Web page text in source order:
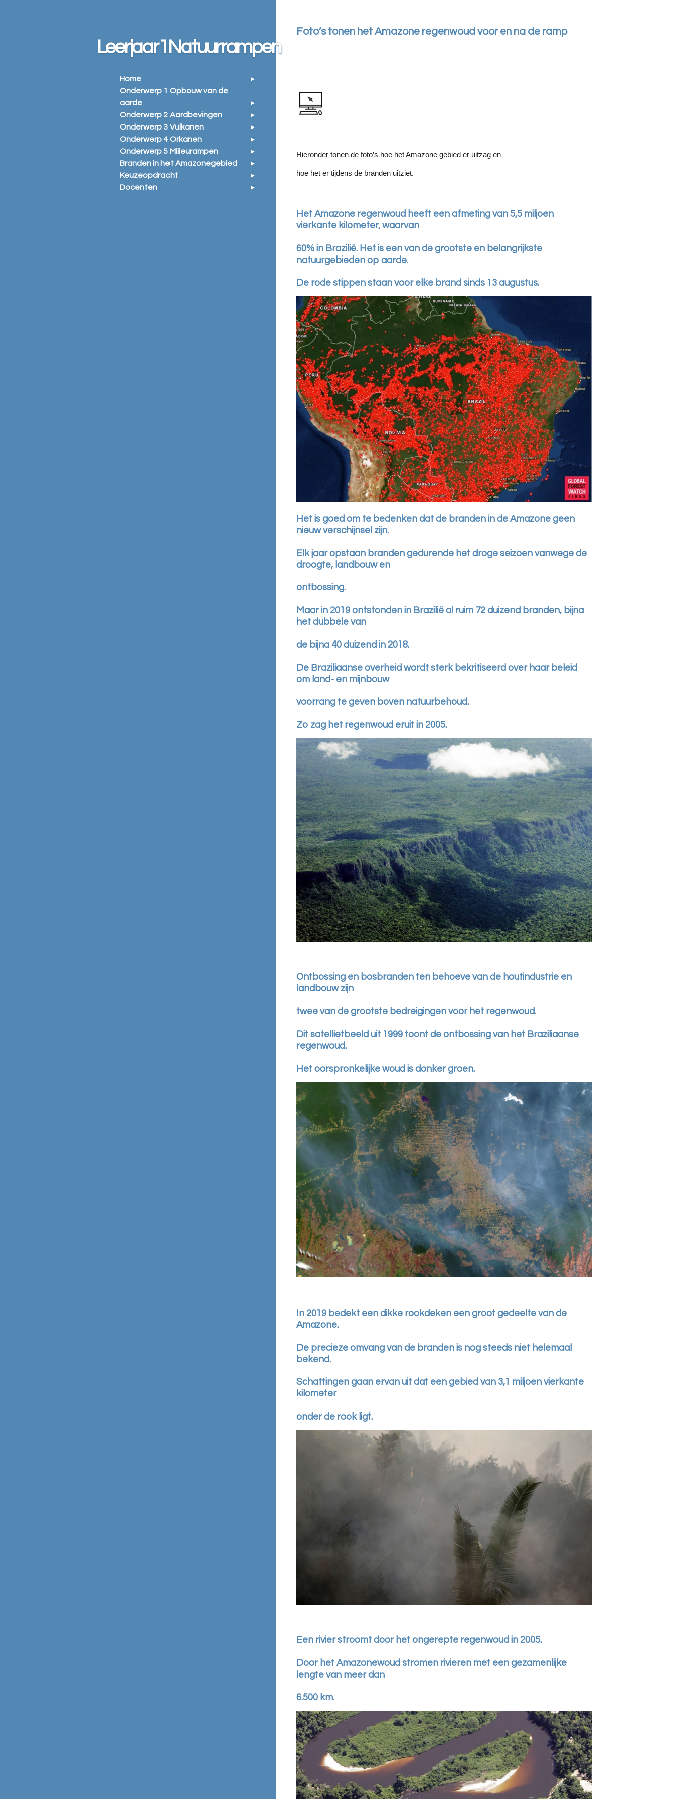
Foto’s tonen het Amazone regenwoud voor en na de ramp
Hieronder tonen de foto’s hoe het Amazone gebied er uitzag en
hoe het er tijdens de branden uitziet.
Het Amazone regenwoud heeft een afmeting van 5,5 miljoen
vierkante kilometer, waarvan
60% in Brazilië. Het is een van de grootste en belangrijkste
natuurgebieden op aarde.
De rode stippen staan voor elke brand sinds 13 augustus.
Het is goed om te bedenken dat de branden in de Amazone geen
nieuw verschijnsel zijn.
Elk jaar opstaan branden gedurende het droge seizoen vanwege de
droogte, landbouw en
ontbossing.
Maar in 2019 ontstonden in Brazilië al ruim 72 duizend branden, bijna
het dubbele van
de bijna 40 duizend in 2018.
De Braziliaanse overheid wordt sterk bekritiseerd over haar beleid
om land- en mijnbouw
voorrang te geven boven natuurbehoud.
Zo zag het regenwoud eruit in 2005.
Ontbossing en bosbranden ten behoeve van de houtindustrie en
landbouw zijn
twee van de grootste bedreigingen voor het regenwoud.
Dit satellietbeeld uit 1999 toont de ontbossing van het Braziliaanse
regenwoud.
Het oorspronkelijke woud is donker groen.
In 2019 bedekt een dikke rookdeken een groot gedeelte van de
Amazone.
De precieze omvang van de branden is nog steeds niet helemaal
bekend.
Schattingen gaan ervan uit dat een gebied van 3,1 miljoen vierkante
kilometer
onder de rook ligt.
Een rivier stroomt door het ongerepte regenwoud in 2005.
Door het Amazonewoud stromen rivieren met een gezamenlijke
lengte van meer dan
6.500 km.
Leerjaar1Natuurrampen
Home
Onderwerp 1 Opbouw van de
aarde
Onderwerp 2 Aardbevingen
Onderwerp 3 Vulkanen
Onderwerp 4 Orkanen
Onderwerp 5 Milieurampen
Branden in het Amazonegebied
Keuzeopdracht
Docenten